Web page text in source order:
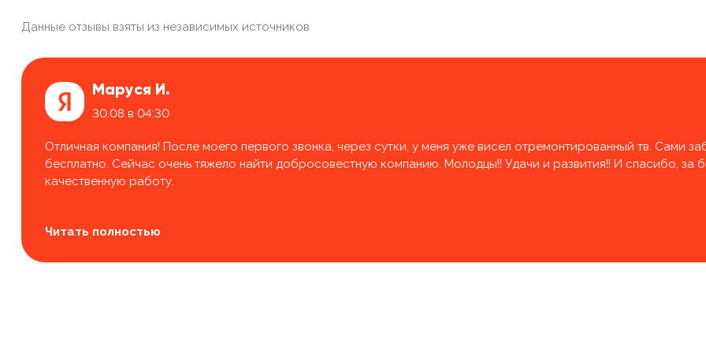
Данные отзывы взяты из независимых источников
Маруся И.
30.08 в 04:30
Отличная компания! После моего первого звонка, через сутки, у меня уже висел отремонтированный тв. Сами
бесплатно. Сейчас очень тяжело найти добросовестную компанию. Молодцы!! Удачи и развития!! И спасибо, за
качественную работу.
Читать полностью